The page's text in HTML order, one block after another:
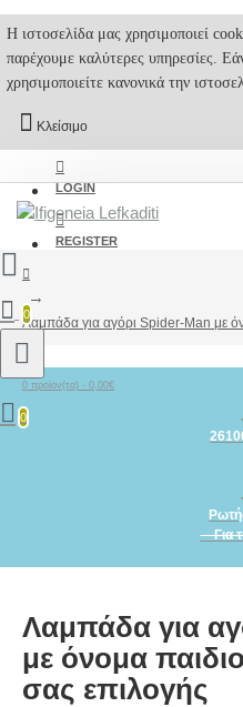
Η ιστοσελίδα μας χρησιμοποιεί
παρέχουμε καλύτερες υπηρεσίες.
χρησιμοποιείτε κανονικά την
Κλείσιμο
LOGIN
REGISTER
0
0 προϊόν(τα) - 0,00€
0
Λαμπάδα για αγόρι Spider-Man με
Για
Λαμπάδα για
με όνομα
σας επιλογής